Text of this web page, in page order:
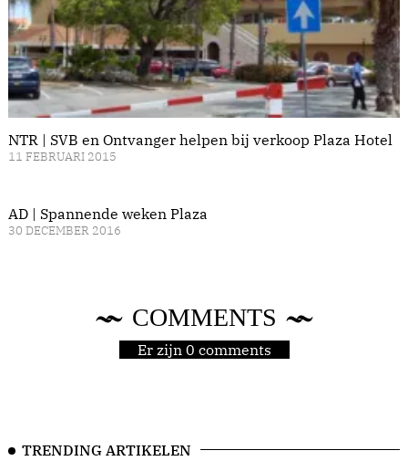
NTR | SVB en Ontvanger helpen bij verkoop Plaza Hotel
11 FEBRUARI 2015
AD | Spannende weken Plaza
30 DECEMBER 2016
COMMENTS
Er zijn 0 comments
TRENDING ARTIKELEN